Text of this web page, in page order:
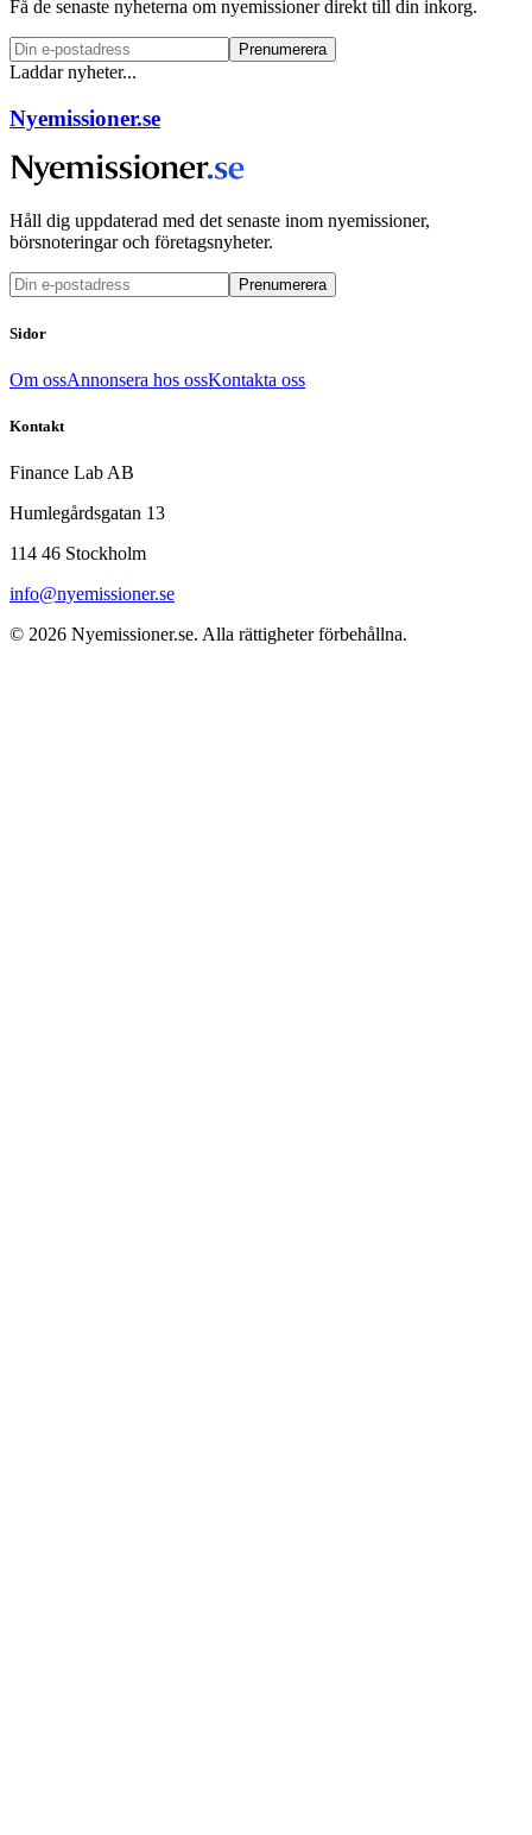
Få de senaste nyheterna om nyemissioner direkt till din inkorg.
Prenumerera
Laddar nyheter...
Nyemissioner.se
Håll dig uppdaterad med det senaste inom nyemissioner,
börsnoteringar och företagsnyheter.
Prenumerera
Sidor
Om ossAnnonsera hos ossKontakta oss
Kontakt
Finance Lab AB
Humlegårdsgatan 13
114 46 Stockholm
info@nyemissioner.se
© 2026 Nyemissioner.se. Alla rättigheter förbehållna.